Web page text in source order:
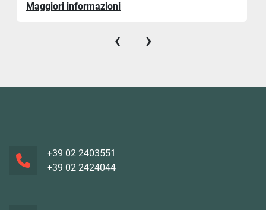
Maggiori informazioni
‹ ›
+39 02 2403551
+39 02 2424044